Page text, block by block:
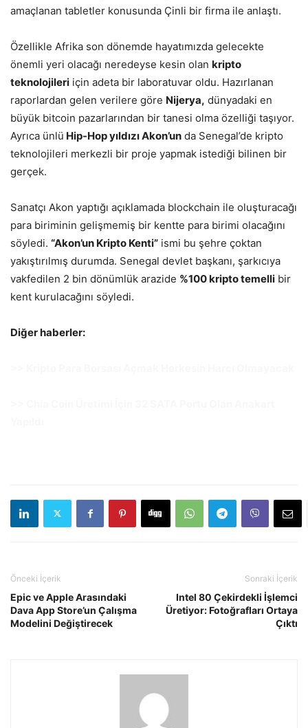
amaçlanan tabletler konusunda Çinli bir firma ile anlaştı.
Özellikle Afrika son dönemde hayatımızda gelecekte
önemli yeri olacağı neredeyse kesin olan kripto
teknolojileri için adeta bir laboratuvar oldu. Hazırlanan
raporlardan gelen verilere göre Nijerya, dünyadaki en
büyük bitcoin pazarlarından bir tanesi olma özelliği taşıyor.
Ayrıca ünlü Hip-Hop yıldızı Akon’un da Senegal’de kripto
teknolojileri merkezli bir proje yapmak istediği bilinen bir
gerçek.
Sanatçı Akon yaptığı açıklamada blockchain ile oluşturacağı
para biriminin gelişmemiş bir kentte para birimi olacağını
söyledi. “Akon’un Kripto Kenti” ismi bu şehre çoktan
yakıştırılmış durumda. Senegal devlet başkanı, şarkıcıya
vakfedilen 2 bin dönümlük arazide %100 kripto temelli bir
kent kurulacağını söyledi.
Diğer haberler:
Önceki İçerik
Epic ve Apple Arasındaki
Dava App Store’un Çalışma
Modelini Değiştirecek
Sonraki İçerik
Intel 80 Çekirdekli İşlemci
Üretiyor: Fotoğrafları Ortaya
Çıktı